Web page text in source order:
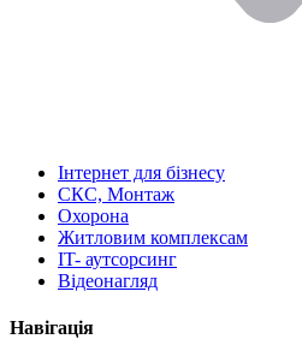
Інтернет для бізнесу
СКС, Монтаж
Охорона
Житловим комплексам
IT- аутсорсинг
Відеонагляд
Навігація